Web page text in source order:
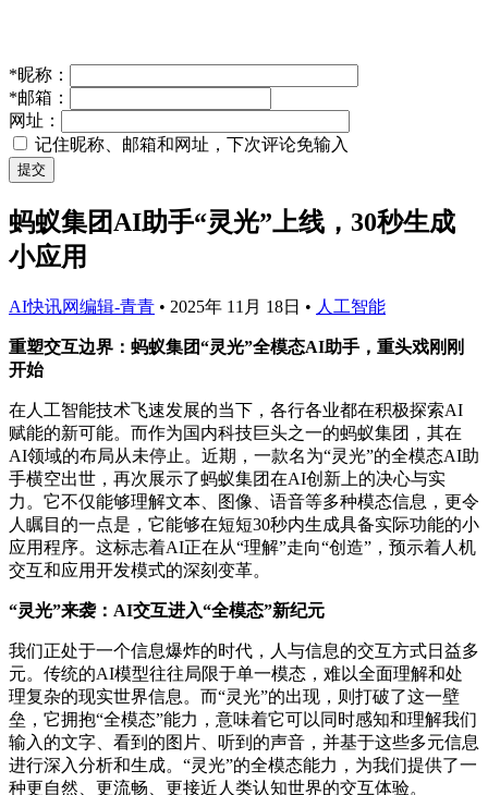
*昵称：
*邮箱：
网址：
记住昵称、邮箱和网址，下次评论免输入
提交
蚂蚁集团AI助手“灵光”上线，30秒生成
小应用
AI快讯网编辑-青青 • 2025年 11月 18日 • 人工智能
重塑交互边界：蚂蚁集团“灵光”全模态AI助手，重头戏刚刚
开始
在人工智能技术飞速发展的当下，各行各业都在积极探索AI
赋能的新可能。而作为国内科技巨头之一的蚂蚁集团，其在
AI领域的布局从未停止。近期，一款名为“灵光”的全模态AI助
手横空出世，再次展示了蚂蚁集团在AI创新上的决心与实
力。它不仅能够理解文本、图像、语音等多种模态信息，更令
人瞩目的一点是，它能够在短短30秒内生成具备实际功能的小
应用程序。这标志着AI正在从“理解”走向“创造”，预示着人机
交互和应用开发模式的深刻变革。
“灵光”来袭：AI交互进入“全模态”新纪元
我们正处于一个信息爆炸的时代，人与信息的交互方式日益多
元。传统的AI模型往往局限于单一模态，难以全面理解和处
理复杂的现实世界信息。而“灵光”的出现，则打破了这一壁
垒，它拥抱“全模态”能力，意味着它可以同时感知和理解我们
输入的文字、看到的图片、听到的声音，并基于这些多元信息
进行深入分析和生成。“灵光”的全模态能力，为我们提供了一
种更自然、更流畅、更接近人类认知世界的交互体验。